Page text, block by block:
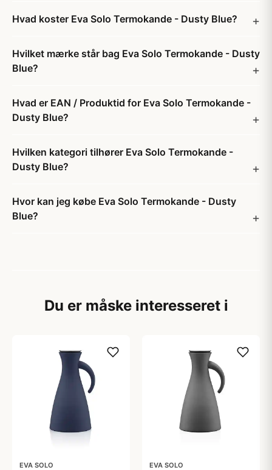
Hvad koster Eva Solo Termokande - Dusty Blue?
Hvilket mærke står bag Eva Solo Termokande - Dusty
Blue?
Hvad er EAN / Produktid for Eva Solo Termokande -
Dusty Blue?
Hvilken kategori tilhører Eva Solo Termokande -
Dusty Blue?
Hvor kan jeg købe Eva Solo Termokande - Dusty
Blue?
Du er måske interesseret i
EVA SOLO EVA SOLO